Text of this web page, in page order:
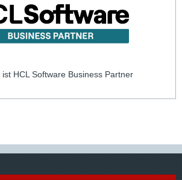
HCL Software Business Partner